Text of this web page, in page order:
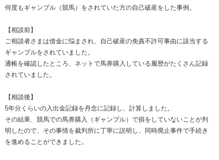
何度もギャンブル（競馬）をされていた方の自己破産をした事例。
【相談前】
ご相談者さまは借金に悩まされ、自己破産の免責不許可事由に該当する
ギャンブルをされていました。
通帳を確認したところ、ネットで馬券購入している履歴がたくさん記録
されていました。
【相談後】
5年分くらいの入出金記録を丹念に記録し、計算しました。
その結果、競馬での馬券購入（ギャンブル）で損をしていないことが判
明したので、その事情を裁判所に丁寧に説明し、同時廃止事件で手続き
を進めることができました。